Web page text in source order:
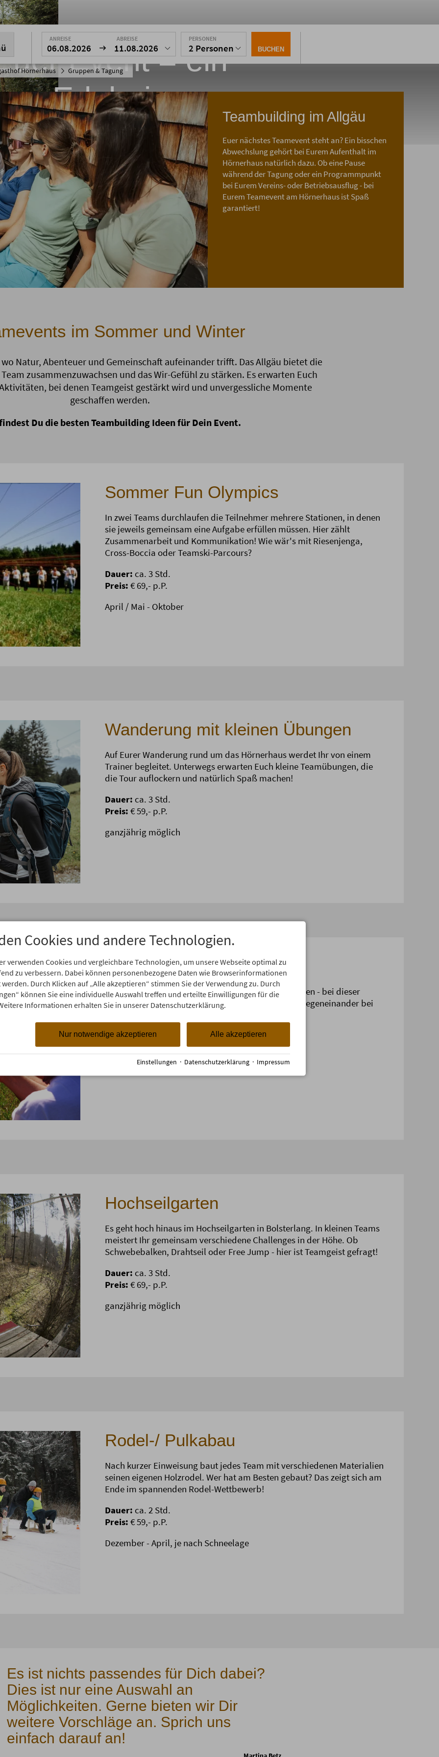
Hörnerhaus Gruppen & Tagung
ANREISE
06.08.2026
ABREISE
11.08.2026
PERSONEN
2 Personen BUCHEN
Event = ein
Erlebnis
im Allgäu - spannendes Rahmenprogramm rund um
das Hörnerhaus
Teambuilding im Allgäu
Euer nächstes Teamevent steht an? Ein bisschen
Abwechslung gehört bei Eurem Aufenthalt im
Hörnerhaus natürlich dazu. Ob eine Pause
während der Tagung oder ein Programmpunkt
bei Eurem Vereins- oder Betriebsausflug - bei
Eurem Teamevent am Hörnerhaus ist Spaß
garantiert!
im Sommer und Winter
Natur, Abenteuer und Gemeinschaft aufeinander trifft. Das Allgäu bietet die
zusammenzuwachsen und das Wir-Gefühl zu stärken. Es erwarten Euch
bei denen Teamgeist gestärkt wird und unvergessliche Momente
geschaffen werden.
Du die besten Teambuilding Ideen für Dein Event.
Sommer Fun Olympics
In zwei Teams durchlaufen die Teilnehmer mehrere Stationen, in denen
sie jeweils gemeinsam eine Aufgabe erfüllen müssen. Hier zählt
Zusammenarbeit und Kommunikation! Wie wär's mit Riesenjenga,
Cross-Boccia oder Teamski-Parcours?
Dauer: ca. 3 Std.
Preis: € 69,- p.P.
April / Mai - Oktober
Wanderung mit kleinen Übungen
Auf Eurer Wanderung rund um das Hörnerhaus werdet Ihr von einem
Trainer begleitet. Unterwegs erwarten Euch kleine Teamübungen, die
die Tour auflockern und natürlich Spaß machen!
Dauer: ca. 3 Std.
Preis: € 59,- p.P.
ganzjährig möglich
Bayerische Olympiade
Hufeisenwerfen, Maßkrugstemmen oder Liederpfeifen - bei dieser
lustigen Bayerischen Olympiade treten zwei Team gegeneinander bei
Dauer:ca. 3 Std.
Preis:€ 69,- p.P.
ganzjährig möglich
Hochseilgarten
Es geht hoch hinaus im Hochseilgarten in Bolsterlang. In kleinen Teams
meistert Ihr gemeinsam verschiedene Challenges in der Höhe. Ob
Schwebebalken, Drahtseil oder Free Jump - hier ist Teamgeist gefragt!
Dauer: ca. 3 Std.
Preis: € 69,- p.P.
ganzjährig möglich
Rodel-/ Pulkabau
Nach kurzer Einweisung baut jedes Team mit verschiedenen Materialien
seinen eigenen Holzrodel. Wer hat am Besten gebaut? Das zeigt sich am
Ende im spannenden Rodel-Wettbewerb!
Dauer: ca. 2 Std.
Preis: € 59,- p.P.
Dezember - April, je nach Schneelage
Es ist nichts passendes für Dich dabei?
Dies ist nur eine Auswahl an
Möglichkeiten. Gerne bieten wir Dir
weitere Vorschläge an. Sprich uns
einfach darauf an!
Cookies und andere Technologien.
verwenden Cookies und vergleichbare Technologien, um unsere Webseite optimal zu
zu verbessern. Dabei können personenbezogene Daten wie Browserinformationen
Durch Klicken auf „Alle akzeptieren“ stimmen Sie der Verwendung zu. Durch
können Sie eine individuelle Auswahl treffen und erteilte Einwilligungen für die
Informationen erhalten Sie in unserer Datenschutzerklärung.
Alle akzeptieren
Nur notwendige akzeptieren
Einstellungen · Datenschutzerklärung · Impressum